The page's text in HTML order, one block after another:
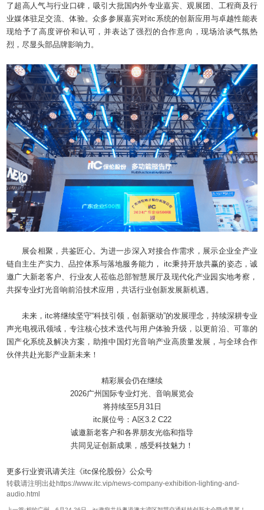
了超高人气与行业口碑，吸引大批国内外专业嘉宾、观展团、工程商及行
业媒体驻足交流、体验。众多参展嘉宾对itc系统的创新应用与卓越性能表
现给予了高度评价和认可，并表达了强烈的合作意向，现场洽谈气氛热
烈，尽显头部品牌影响力。
展会相聚，共鉴匠心。为进一步深入对接合作需求，展示企业全产业
链自主生产实力、品控体系与落地服务能力， itc秉持开放共赢的姿态，诚
邀广大新老客户、行业友人莅临总部智慧展厅及现代化产业园实地考察，
共探专业灯光音响前沿技术应用，共话行业创新发展新机遇。
未来，itc将继续坚守“科技引领，创新驱动”的发展理念，持续深耕专业
声光电视讯领域，专注核心技术迭代与用户体验升级，以更前沿、可靠的
国产化系统及解决方案，助推中国灯光音响产业高质量发展，与全球合作
伙伴共赴光影产业新未来！
精彩展会仍在继续
2026广州国际专业灯光、音响展览会
将持续至5月31日
itc展位号：A区3.2 C22
诚邀新老客户和各界朋友光临和指导
共同见证创新成果，感受科技魅力！
更多行业资讯请关注《itc保伦股份》公众号
转载请注明出处https://www.itc.vip/news-company-exhibition-lighting-and-
audio.html